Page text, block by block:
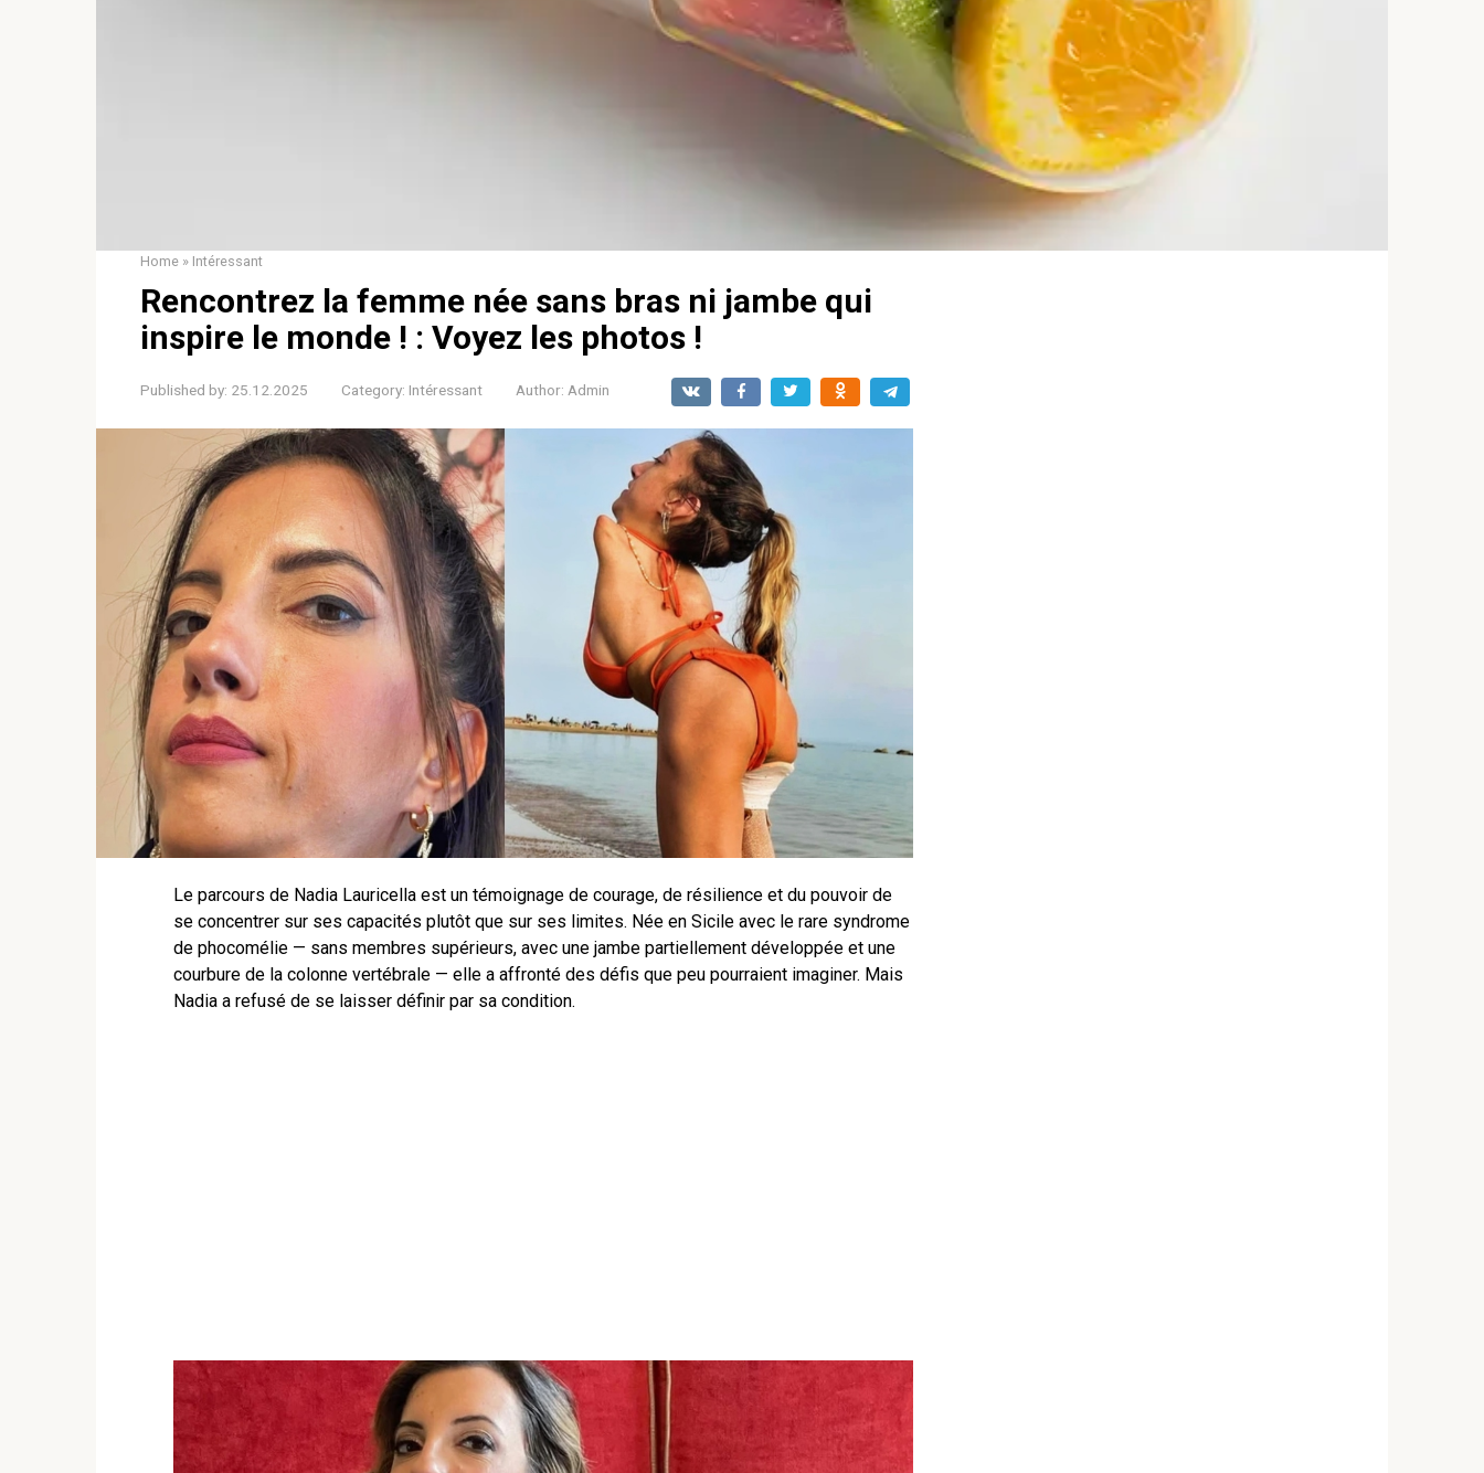
Home » Intéressant
Rencontrez la femme née sans bras ni jambe qui
inspire le monde ! : Voyez les photos !
Published by: 25.12.2025 Category: Intéressant Author: Admin
Le parcours de Nadia Lauricella est un témoignage de courage, de résilience et du pouvoir de
se concentrer sur ses capacités plutôt que sur ses limites. Née en Sicile avec le rare syndrome
de phocomélie — sans membres supérieurs, avec une jambe partiellement développée et une
courbure de la colonne vertébrale — elle a affronté des défis que peu pourraient imaginer. Mais
Nadia a refusé de se laisser définir par sa condition.